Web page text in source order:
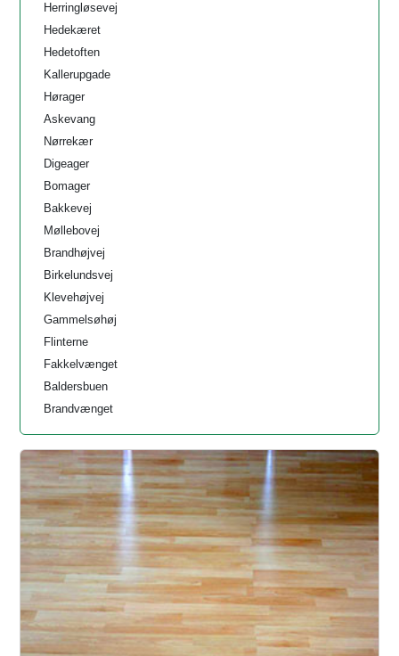
Herringløsevej
Hedekæret
Hedetoften
Kallerupgade
Hørager
Askevang
Nørrekær
Digeager
Bomager
Bakkevej
Møllebovej
Brandhøjvej
Birkelundsvej
Klevehøjvej
Gammelsøhøj
Flinterne
Fakkelvænget
Baldersbuen
Brandvænget